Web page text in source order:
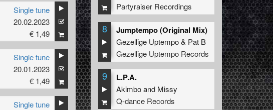
Single tune
20.02.2023
€ 1,49
Single tune
20.01.2023
€ 1,49
Single tune
Partyraiser Recordings
8 Jumptempo (Original Mix)
Gezellige Uptempo& Pat B
Gezellige Uptempo Records
9 L.P.A.
Akimboand Missy
Q-dance Records